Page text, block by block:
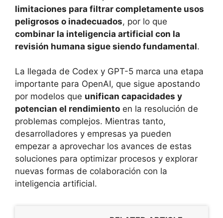
limitaciones para filtrar completamente usos
peligrosos o inadecuados, por lo que
combinar la inteligencia artificial con la
revisión humana sigue siendo fundamental.
La llegada de Codex y GPT-5 marca una etapa
importante para OpenAI, que sigue apostando
por modelos que unifican capacidades y
potencian el rendimiento en la resolución de
problemas complejos. Mientras tanto,
desarrolladores y empresas ya pueden
empezar a aprovechar los avances de estas
soluciones para optimizar procesos y explorar
nuevas formas de colaboración con la
inteligencia artificial.